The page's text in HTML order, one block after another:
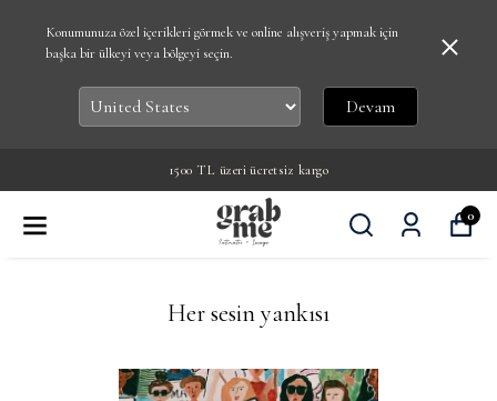
Konumunuza özel içerikleri görmek ve online alışveriş yapmak için
başka bir ülkeyi veya bölgeyi seçin.
Devam
Grab Me üyelerine ilk alışverişte %10 indirim
0
Her sesin yankısı